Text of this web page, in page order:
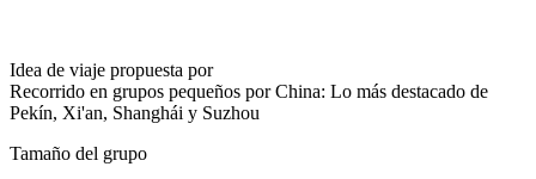
Idea de viaje propuesta por
Recorrido en grupos pequeños por China: Lo más destacado de
Pekín, Xi'an, Shanghái y Suzhou
Tamaño del grupo